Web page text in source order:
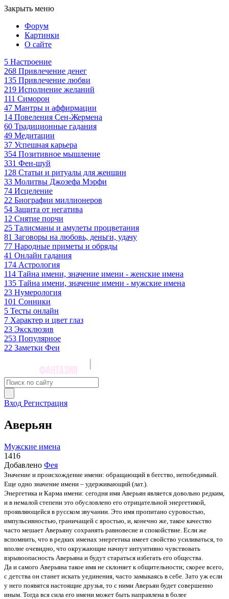
Закрыть меню
Форум
Картинки
О сайте
5 Настроение
268 Привлечение денег
135 Привлечение любви
219 Исполнение желаний
111 Симорон
47 Мантры и аффирмации
14 Повеления Сен-Жермена
60 Традиционные гадания
49 Медитации
37 Успешная карьера
354 Позитивное мышление
331 Фен-шуй
128 Статьи и ритуалы для женщин
33 Молитвы Джозефа Мэрфи
74 Исцеление
22 Биографии миллионеров
54 Защита от негатива
12 Снятие порчи
25 Талисманы и амулеты процветания
81 Заговоры на любовь, деньги, удачу
77 Народные приметы и обряды
41 Онлайн гадания
174 Астрология
114 Тайна имени, значение имени - женские имена
135 Тайна имени, значение имени - мужские имена
23 Нумерология
101 Сонники
5 Тесты онлайн
7 Характер и цвет глаз
23 Эксклюзив
253 Популярное
22 Заметки Феи
Вход Регистрация
Аверьян
Мужские имена
1416
Добавлено Фея
Значение и происхождение имени: обращающий в бегство, непобедимый.
Еще одно значение имени – удерживающий (лат.).
Энергетика и Карма имени: сегодня имя Аверьян является довольно редким,
и в немалой степени это обусловлено его отрицательной энергетикой,
проявляющейся в русском звучании. Это имя пропитано суровостью,
импульсивностью, граничащей с яростью, и, конечно же, такое качество
часто мешает Аверьяну сохранять равновесие и спокойствие. Если же
вспомнить, что в редких именах энергетика имеет свойство усиливаться, то
вполне очевидно, что окружающие начнут интуитивно чувствовать
взрывоопасность Аверьяна и будут стараться избегать его общества.
Да и самого Аверьяна такое имя не склоняет к общительности; скорее всего,
с детства он станет искать уединения, часто замыкаясь в себе. Зато уж если
у него появятся настоящие друзья, то с ними Аверьян будет совершенно
иным. Тогда вся сила его имени может быть направлена в более